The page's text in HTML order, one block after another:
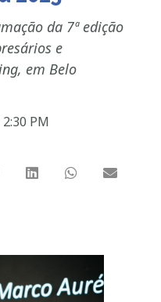
da 7ª edição
e
em Belo
2:30 PM